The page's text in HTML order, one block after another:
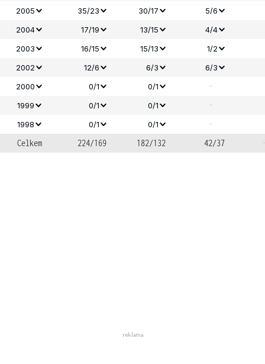
2005
35/23 30/17
5/6
2004
17/19 13/15
4/4
2003
16/15 15/13
1/2
2002
12/6 6/3
6/3
2000
0/1 0/1 -
1999 0/1 0/1 -
1998 0/1 0/1
-
Celkem
224/169 182/132 42/37